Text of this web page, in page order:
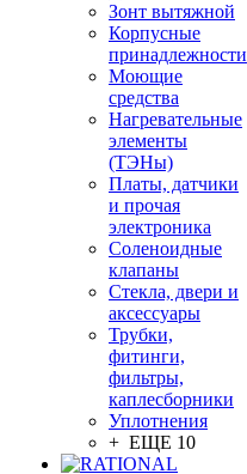
Зонт вытяжной
Корпусные
принадлежности
Моющие
средства
Нагревательные
элементы
(ТЭНы)
Платы, датчики
и прочая
электроника
Соленоидные
клапаны
Стекла, двери и
аксессуары
Трубки,
фитинги,
фильтры,
каплесборники
Уплотнения
+ ЕЩЕ 10